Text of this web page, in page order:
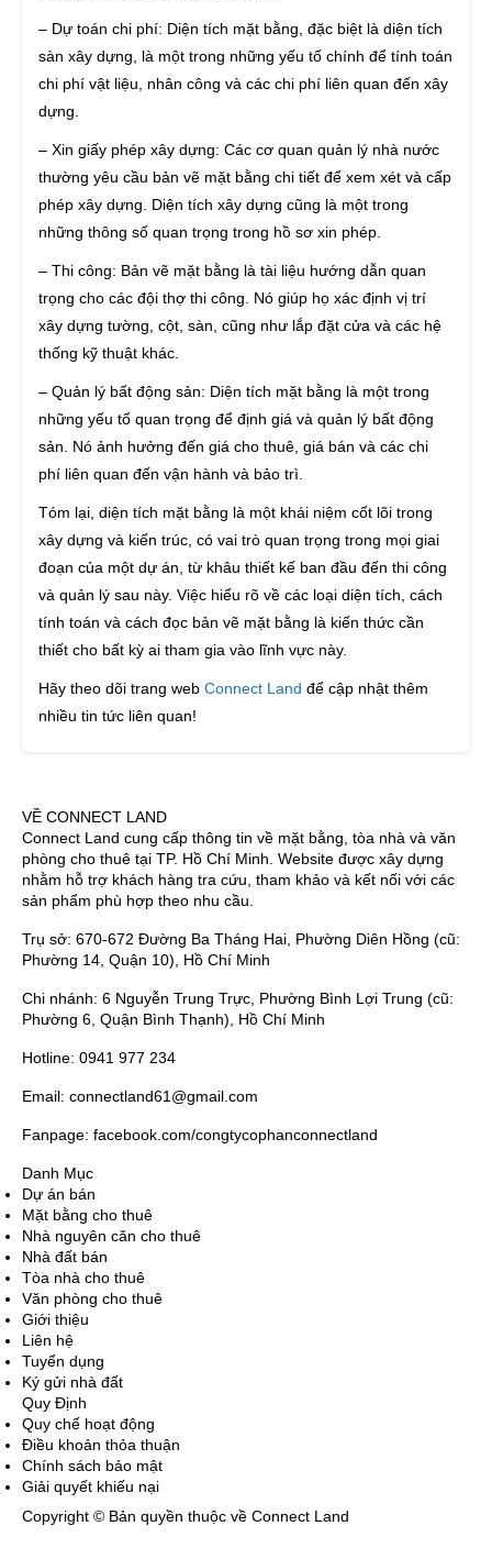
– Dự toán chi phí: Diện tích mặt bằng, đặc biệt là diện tích
sàn xây dựng, là một trong những yếu tố chính để tính toán
chi phí vật liệu, nhân công và các chi phí liên quan đến xây
dựng.
– Xin giấy phép xây dựng: Các cơ quan quản lý nhà nước
thường yêu cầu bản vẽ mặt bằng chi tiết để xem xét và cấp
phép xây dựng. Diện tích xây dựng cũng là một trong
những thông số quan trọng trong hồ sơ xin phép.
– Thi công: Bản vẽ mặt bằng là tài liệu hướng dẫn quan
trọng cho các đội thợ thi công. Nó giúp họ xác định vị trí
xây dựng tường, cột, sàn, cũng như lắp đặt cửa và các hệ
thống kỹ thuật khác.
– Quản lý bất động sản: Diện tích mặt bằng là một trong
những yếu tố quan trọng để định giá và quản lý bất động
sản. Nó ảnh hưởng đến giá cho thuê, giá bán và các chi
phí liên quan đến vận hành và bảo trì.
Tóm lại, diện tích mặt bằng là một khái niệm cốt lõi trong
xây dựng và kiến trúc, có vai trò quan trọng trong mọi giai
đoạn của một dự án, từ khâu thiết kế ban đầu đến thi công
và quản lý sau này. Việc hiểu rõ về các loại diện tích, cách
tính toán và cách đọc bản vẽ mặt bằng là kiến thức cần
thiết cho bất kỳ ai tham gia vào lĩnh vực này.
Hãy theo dõi trang web Connect Land để cập nhật thêm
nhiều tin tức liên quan!
VỀ CONNECT LAND
Connect Land cung cấp thông tin về mặt bằng, tòa nhà và văn
phòng cho thuê tại TP. Hồ Chí Minh. Website được xây dựng
nhằm hỗ trợ khách hàng tra cứu, tham khảo và kết nối với các
sản phẩm phù hợp theo nhu cầu.
Trụ sở: 670-672 Đường Ba Tháng Hai, Phường Diên Hồng (cũ:
Phường 14, Quận 10), Hồ Chí Minh
Chi nhánh: 6 Nguyễn Trung Trực, Phường Bình Lợi Trung (cũ:
Phường 6, Quận Bình Thạnh), Hồ Chí Minh
Hotline: 0941 977 234
Email: connectland61@gmail.com
Fanpage: facebook.com/congtycophanconnectland
Danh Mục
Dự án bán
Mặt bằng cho thuê
Nhà nguyên căn cho thuê
Nhà đất bán
Tòa nhà cho thuê
Văn phòng cho thuê
Giới thiệu
Liên hệ
Tuyển dụng
Ký gửi nhà đất
Quy Định
Quy chế hoạt động
Điều khoản thỏa thuận
Chính sách bảo mật
Giải quyết khiếu nại
Copyright © Bản quyền thuộc về Connect Land